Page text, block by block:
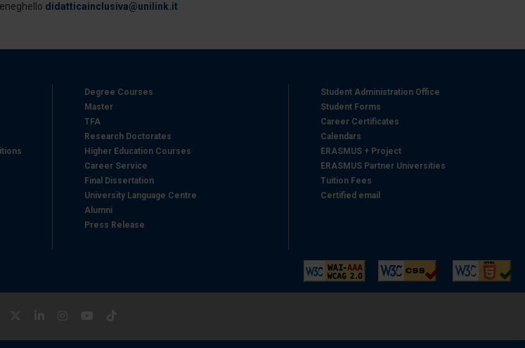
didatticainclusiva@unilink.it
Degree Courses
Master
TFA
Research Doctorates
Higher Education Courses
Career Service
Final Dissertation
University Language Centre
Alumni
Press Release
Student Administration Office
Student Forms
Career Certificates
Calendars
ERASMUS + Project
ERASMUS Partner Universities
Tuition Fees
Certified email